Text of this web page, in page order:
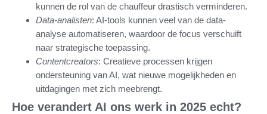
kunnen de rol van de chauffeur drastisch verminderen.
Data-analisten: AI-tools kunnen veel van de data-
analyse automatiseren, waardoor de focus verschuift
naar strategische toepassing.
Contentcreators: Creatieve processen krijgen
ondersteuning van AI, wat nieuwe mogelijkheden en
uitdagingen met zich meebrengt.
Hoe verandert AI ons werk in 2025 echt?